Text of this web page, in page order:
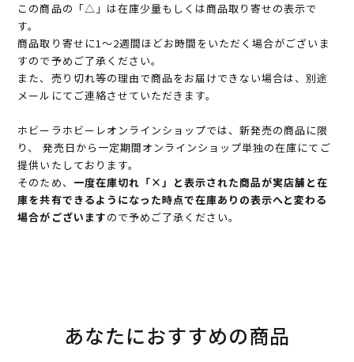
この商品の「△」は在庫少量もしくは商品取り寄せの表示で
す。
商品取り寄せに1～2週間ほどお時間をいただく場合がございま
すので予めご了承ください。
また、売り切れ等の理由で商品をお届けできない場合は、別途
メールにてご連絡させていただきます。
ホビーラホビーレオンラインショップでは、新発売の商品に限
り、 発売日から一定期間オンラインショップ単独の在庫にてご
提供いたしております。
そのため、 一度在庫切れ「×」と表示された商品が実店舗と在
庫を共有できるようになった時点で在庫ありの表示へと変わる
場合がございますので予めご了承ください。
あなたにおすすめの商品